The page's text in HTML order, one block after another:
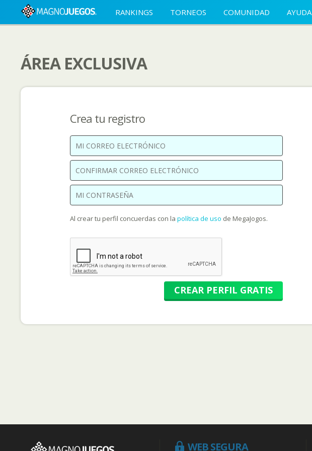
RANKINGS TORNEOS COMUNIDAD AYUDA
ÁREA EXCLUSIVA
Crea tu registro
Al crear tu perfil concuerdas con la política de uso de MegaJogos.
CREAR PERFIL GRATIS
WEB SEGURA